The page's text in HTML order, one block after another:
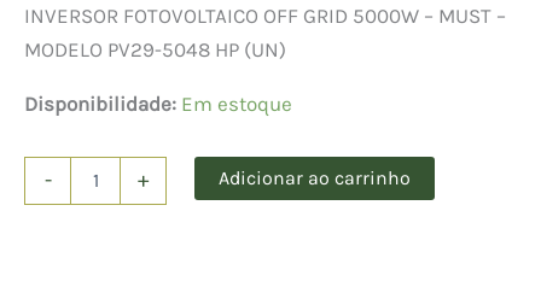
INVERSOR FOTOVOLTAICO OFF GRID 5000W – MUST –
MODELO PV29-5048 HP (UN)
Disponibilidade: Em estoque
-
FOTOVOLTAICO
+ Adicionar ao carrinho